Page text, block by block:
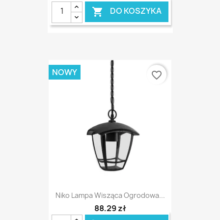
 DO KOSZYKA
Niko Lampa Wisząca Ogrodowa...
88,29 zł
NOWY favorite_border